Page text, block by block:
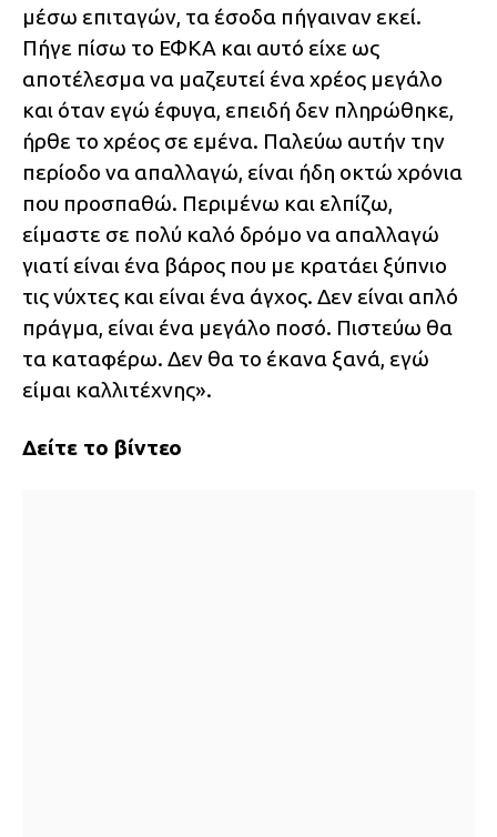
μέσω επιταγών, τα έσοδα πήγαιναν εκεί.
Πήγε πίσω το ΕΦΚΑ και αυτό είχε ως
αποτέλεσμα να μαζευτεί ένα χρέος μεγάλο
και όταν εγώ έφυγα, επειδή δεν πληρώθηκε,
ήρθε το χρέος σε εμένα. Παλεύω αυτήν την
περίοδο να απαλλαγώ, είναι ήδη οκτώ χρόνια
που προσπαθώ. Περιμένω και ελπίζω,
είμαστε σε πολύ καλό δρόμο να απαλλαγώ
γιατί είναι ένα βάρος που με κρατάει ξύπνιο
τις νύχτες και είναι ένα άγχος. Δεν είναι απλό
πράγμα, είναι ένα μεγάλο ποσό. Πιστεύω θα
τα καταφέρω. Δεν θα το έκανα ξανά, εγώ
είμαι καλλιτέχνης».
Δείτε το βίντεο